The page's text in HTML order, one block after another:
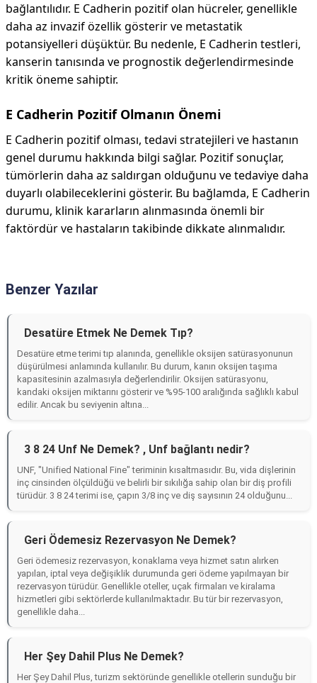
bağlantılıdır. E Cadherin pozitif olan hücreler, genellikle
daha az invazif özellik gösterir ve metastatik
potansiyelleri düşüktür. Bu nedenle, E Cadherin testleri,
kanserin tanısında ve prognostik değerlendirmesinde
kritik öneme sahiptir.
E Cadherin Pozitif Olmanın Önemi
E Cadherin pozitif olması, tedavi stratejileri ve hastanın
genel durumu hakkında bilgi sağlar. Pozitif sonuçlar,
tümörlerin daha az saldırgan olduğunu ve tedaviye daha
duyarlı olabileceklerini gösterir. Bu bağlamda, E Cadherin
durumu, klinik kararların alınmasında önemli bir
faktördür ve hastaların takibinde dikkate alınmalıdır.
Benzer Yazılar
Desatüre Etmek Ne Demek Tıp?
Desatüre etme terimi tıp alanında, genellikle oksijen satürasyonunun
düşürülmesi anlamında kullanılır. Bu durum, kanın oksijen taşıma
kapasitesinin azalmasıyla değerlendirilir. Oksijen satürasyonu,
kandaki oksijen miktarını gösterir ve %95-100 aralığında sağlıklı kabul
edilir. Ancak bu seviyenin altına...
3 8 24 Unf Ne Demek? , Unf bağlantı nedir?
UNF, "Unified National Fine" teriminin kısaltmasıdır. Bu, vida dişlerinin
inç cinsinden ölçüldüğü ve belirli bir sıkılığa sahip olan bir diş profili
türüdür. 3 8 24 terimi ise, çapın 3/8 inç ve diş sayısının 24 olduğunu...
Geri Ödemesiz Rezervasyon Ne Demek?
Geri ödemesiz rezervasyon, konaklama veya hizmet satın alırken
yapılan, iptal veya değişiklik durumunda geri ödeme yapılmayan bir
rezervasyon türüdür. Genellikle oteller, uçak firmaları ve kiralama
hizmetleri gibi sektörlerde kullanılmaktadır. Bu tür bir rezervasyon,
genellikle daha...
Her Şey Dahil Plus Ne Demek?
Her Şey Dahil Plus, turizm sektöründe genellikle otellerin sunduğu bir